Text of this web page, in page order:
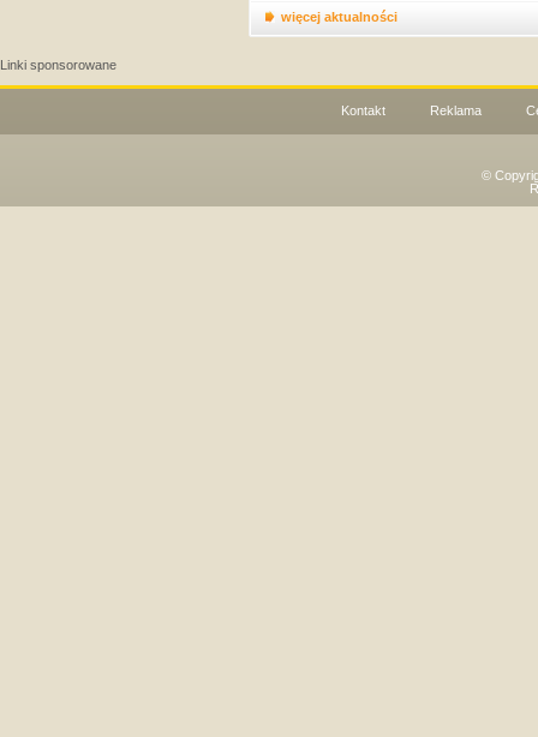
więcej aktualności
Linki sponsorowane
Kontakt Reklama
©